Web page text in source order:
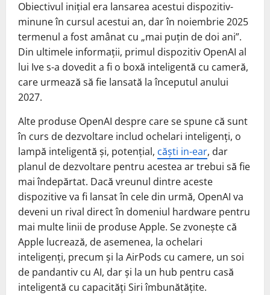
Obiectivul inițial era lansarea acestui dispozitiv-
minune în cursul acestui an, dar în noiembrie 2025
termenul a fost amânat cu „mai puțin de doi ani”.
Din ultimele informații, primul dispozitiv OpenAI al
lui Ive s-a dovedit a fi o boxă inteligentă cu cameră,
care urmează să fie lansată la începutul anului
2027.
Alte produse OpenAI despre care se spune că sunt
în curs de dezvoltare includ ochelari inteligenți, o
lampă inteligentă și, potențial, căști in-ear, dar
planul de dezvoltare pentru acestea ar trebui să fie
mai îndepărtat. Dacă vreunul dintre aceste
dispozitive va fi lansat în cele din urmă, OpenAI va
deveni un rival direct în domeniul hardware pentru
mai multe linii de produse Apple. Se zvonește că
Apple lucrează, de asemenea, la ochelari
inteligenți, precum și la AirPods cu camere, un soi
de pandantiv cu AI, dar și la un hub pentru casă
inteligentă cu capacități Siri îmbunătățite.